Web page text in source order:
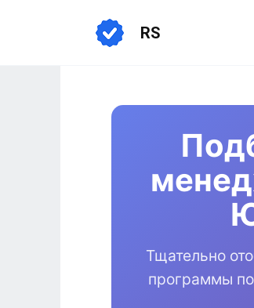
RS
Тщательно
программы